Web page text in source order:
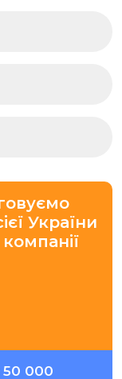
України
50 000